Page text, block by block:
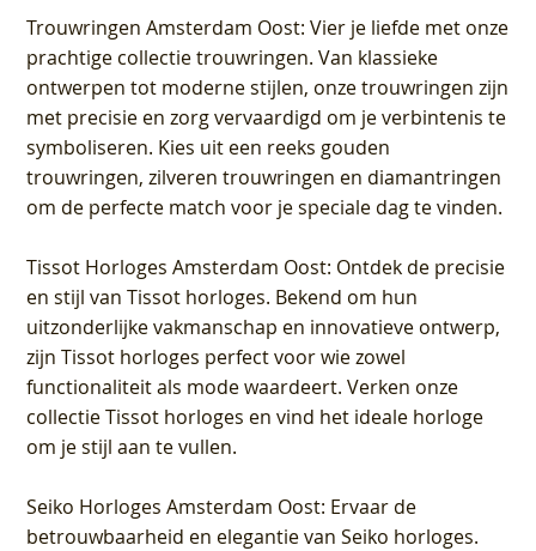
Trouwringen Amsterdam Oost: Vier je liefde met onze
prachtige collectie trouwringen. Van klassieke
ontwerpen tot moderne stijlen, onze trouwringen zijn
met precisie en zorg vervaardigd om je verbintenis te
symboliseren. Kies uit een reeks gouden
trouwringen, zilveren trouwringen en diamantringen
om de perfecte match voor je speciale dag te vinden.
Tissot Horloges Amsterdam Oost: Ontdek de precisie
en stijl van Tissot horloges. Bekend om hun
uitzonderlijke vakmanschap en innovatieve ontwerp,
zijn Tissot horloges perfect voor wie zowel
functionaliteit als mode waardeert. Verken onze
collectie Tissot horloges en vind het ideale horloge
om je stijl aan te vullen.
Seiko Horloges Amsterdam Oost: Ervaar de
betrouwbaarheid en elegantie van Seiko horloges.